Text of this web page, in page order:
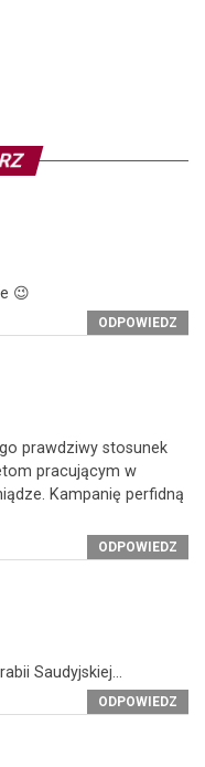
😉
ODPOWIEDZ
prawdziwy stosunek
pracującym w
Kampanię perfidną
ODPOWIEDZ
Saudyjskiej…
ODPOWIEDZ